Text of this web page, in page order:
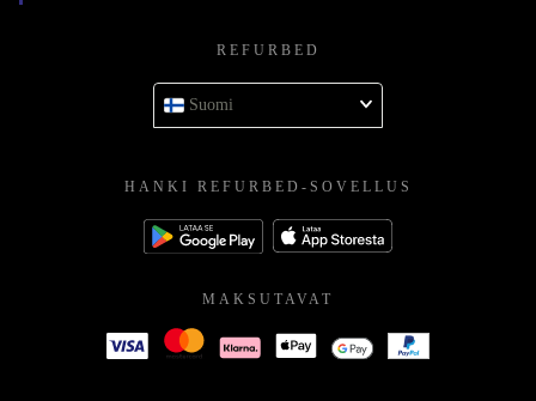
REFURBED
Suomi
HANKI REFURBED-SOVELLUS
MAKSUTAVAT